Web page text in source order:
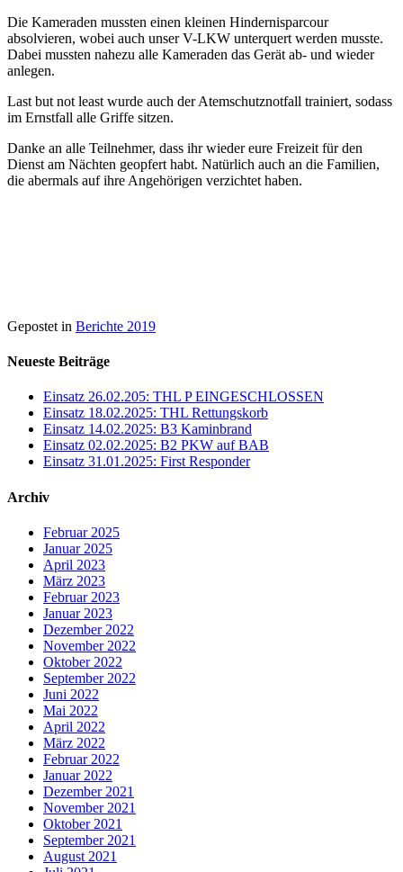
Die Kameraden mussten einen kleinen Hindernisparcour
absolvieren, wobei auch unser V-LKW unterquert werden musste.
Dabei mussten nahezu alle Kameraden das Gerät ab- und wieder
anlegen.
Last but not least wurde auch der Atemschutznotfall trainiert, sodass
im Ernstfall alle Griffe sitzen.
Danke an alle Teilnehmer, dass ihr wieder eure Freizeit für den
Dienst am Nächten geopfert habt. Natürlich auch an die Familien,
die abermals auf ihre Angehörigen verzichtet haben.
Gepostet in Berichte 2019
Neueste Beiträge
Einsatz 26.02.205: THL P EINGESCHLOSSEN
Einsatz 18.02.2025: THL Rettungskorb
Einsatz 14.02.2025: B3 Kaminbrand
Einsatz 02.02.2025: B2 PKW auf BAB
Einsatz 31.01.2025: First Responder
Archiv
Februar 2025
Januar 2025
April 2023
März 2023
Februar 2023
Januar 2023
Dezember 2022
November 2022
Oktober 2022
September 2022
Juni 2022
Mai 2022
April 2022
März 2022
Februar 2022
Januar 2022
Dezember 2021
November 2021
Oktober 2021
September 2021
August 2021